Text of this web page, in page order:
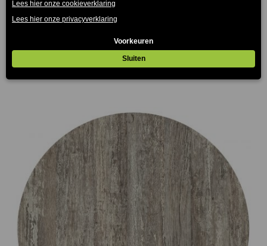
Zwart Terrastafelblad Werzalit
(Prijs incl. btw: €90,75) -
incl. btw: €199,65)
€75.00
tot
€165.00